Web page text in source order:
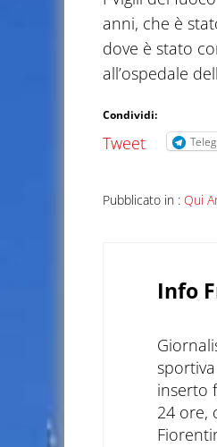
anni, che è
dove è stato
all’ospedale
Condividi:
Tweet
Pubblicato in : Qui
Info
inserto
24 ore,